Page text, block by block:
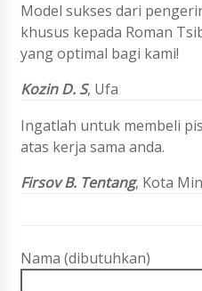
Model sukses dari
khusus kepada Roman
yang optimal bagi kami!
Kozin D. S, Ufa
Ingatlah untuk membeli
atas kerja sama anda.
Firsov B. Tentang, Kota
Nama (dibutuhkan)